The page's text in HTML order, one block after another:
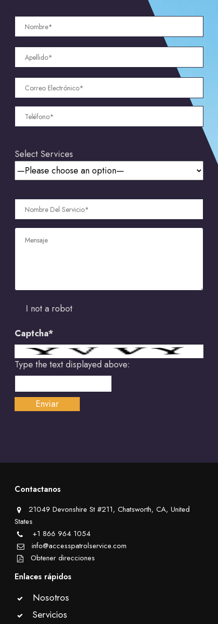
Select Services
I not a robot
Captcha*
Type the text displayed above:
Contactanos
21049 Devonshire St #211, Chatsworth, CA, United
States
+1 866 964 1054
info@accesspatrolservice.com
Obtener direcciones
Enlaces rápidos
Nosotros
Servicios